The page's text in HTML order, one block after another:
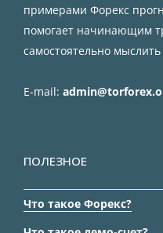
примерами Форекс
помогает начинающим
самостоятельно
E-mail:
ПОЛЕЗНОЕ
Что такое Форекс?